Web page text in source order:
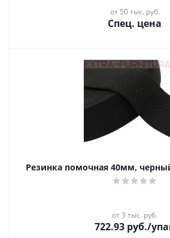
от 50 тыс. руб.
Спец. цена
Резинка помочная 40мм,
от 3 тыс. руб.
722.93 руб./